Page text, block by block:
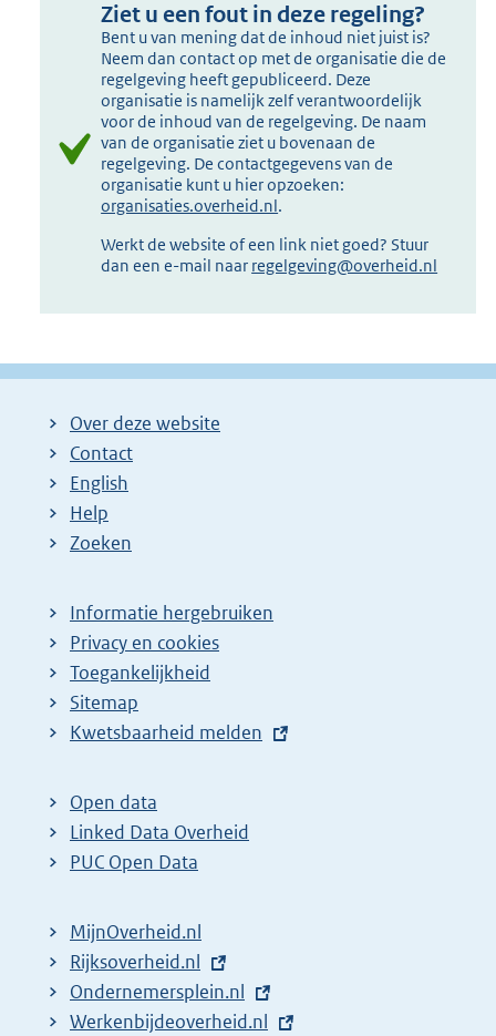
Ziet u een fout in deze regeling?
Bent u van mening dat de inhoud niet juist is?
Neem dan contact op met de organisatie die de
regelgeving heeft gepubliceerd. Deze
organisatie is namelijk zelf verantwoordelijk
voor de inhoud van de regelgeving. De naam
van de organisatie ziet u bovenaan de
regelgeving. De contactgegevens van de
organisatie kunt u hier opzoeken:
organisaties.overheid.nl.
Werkt de website of een link niet goed? Stuur
dan een e-mail naar regelgeving@overheid.nl
Over deze website
Contact
English
Help
Zoeken
Informatie hergebruiken
Privacy en cookies
Toegankelijkheid
Sitemap
E
t
e
r
l
i
n
k
Kwetsbaarheid melden
Open data
Linked Data Overheid
PUC Open Data
MijnOverheid.nl
E
x
t
Rijksoverheid.nl
E
x
Ondernemersplein.nl
E
Werkenbijdeoverheid.nl